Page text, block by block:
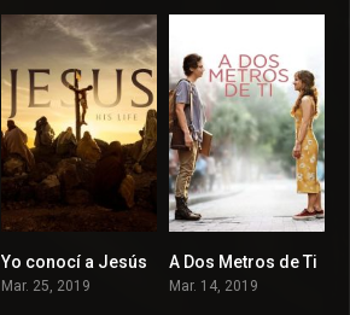
7.8
Yo conocí a Jesús
Mar. 25, 2019
7.2
A Dos Metros de Ti
Mar. 14, 2019